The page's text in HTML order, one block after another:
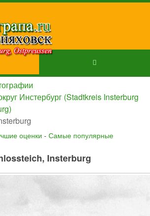
Инстербург (Stadtkreis Insterburg
оценки - Самые популярные
Insterburg